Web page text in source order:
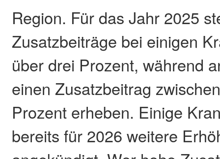
Region. Für das Jahr 2025
Zusatzbeiträge bei einigen
über drei Prozent, während
einen Zusatzbeitrag
Prozent erheben. Einige
bereits für 2026 weitere